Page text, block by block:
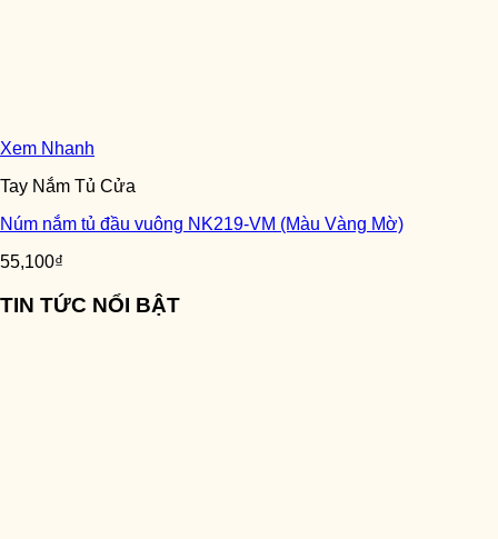
Xem Nhanh
Tay Nắm Tủ Cửa
Núm nắm tủ đầu vuông NK219-VM (Màu Vàng Mờ)
55,100₫
TIN TỨC NỔI BẬT